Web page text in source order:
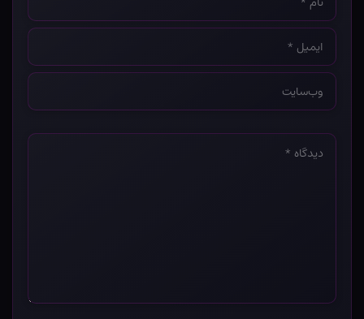
*
ایمیل
*
وب‌سایت
*
دیدگاه